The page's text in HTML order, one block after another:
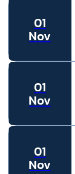
01
Nov
01
Nov
01
Nov